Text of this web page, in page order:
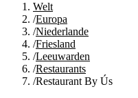
Welt
/Europa
/Niederlande
/Friesland
/Leeuwarden
/Restaurants
/Restaurant By Ús